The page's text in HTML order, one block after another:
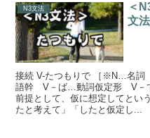
N3文法
＜
文
接続 V-たつもりで ［※N…名
語幹 V－ば…動詞仮定形 V－
前提として、仮に想定してとい
たと考えて」「したと仮定し...